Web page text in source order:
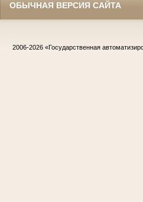
ОБЫЧНАЯ ВЕРСИЯ САЙТА
2006-2026 «Государственная